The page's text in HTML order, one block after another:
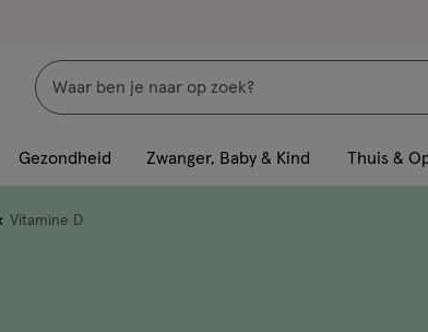
Zoeken
met
dit
veld
Gezondheid Zwanger, Baby & Kind Thuis &
Vitamine D